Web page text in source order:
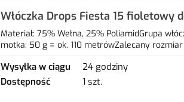
Włóczka Drops Fiesta 15 fioletowy
25% poliamid
Materiał: 75% Wełna, 25% PoliamidGrupa
motka: 50 g = ok. 110 metrówZalecany
Wysyłka w ciągu
24 godziny
Dostępność
1 szt.